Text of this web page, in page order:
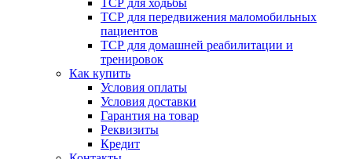
ТСР для ходьбы
ТСР для передвижения маломобильных
пациентов
ТСР для домашней реабилитации и
тренировок
Как купить
Условия оплаты
Условия доставки
Гарантия на товар
Реквизиты
Кредит